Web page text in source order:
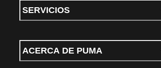
SERVICIOS
ACERCA DE PUMA